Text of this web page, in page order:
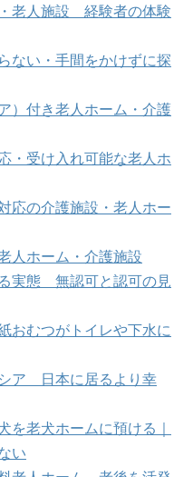
老人施設 経験者の体験
ない・手間をかけずに探
）付き老人ホーム・介護
・受け入れ可能な老人ホ
応の介護施設・老人ホー
人ホーム・介護施設
実態 無認可と認可の見
おむつがトイレや下水に
ア 日本に居るより幸
を老犬ホームに預ける｜
い